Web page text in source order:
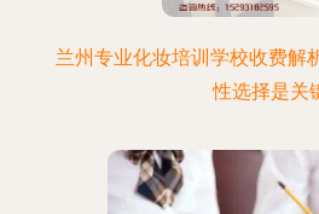
兰州专业化妆培训学校收费解
性选择是关